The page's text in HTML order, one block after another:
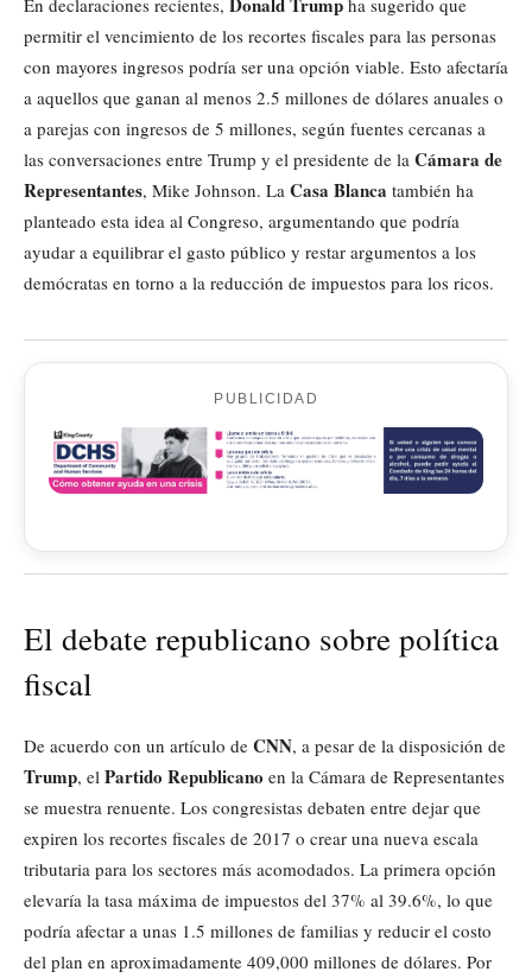
permitir el vencimiento de los recortes fiscales para las personas
con mayores ingresos podría ser una opción viable. Esto afectaría
a aquellos que ganan al menos 2.5 millones de dólares anuales o
a parejas con ingresos de 5 millones, según fuentes cercanas a
las conversaciones entre Trump y el presidente de la Cámara de
Representantes, Mike Johnson. La Casa Blanca también ha
planteado esta idea al Congreso, argumentando que podría
ayudar a equilibrar el gasto público y restar argumentos a los
demócratas en torno a la reducción de impuestos para los ricos.
PUBLICIDAD
El debate republicano sobre política
fiscal
De acuerdo con un artículo de CNN, a pesar de la disposición de
Trump, el Partido Republicano en la Cámara de Representantes
se muestra renuente. Los congresistas debaten entre dejar que
expiren los recortes fiscales de 2017 o crear una nueva escala
tributaria para los sectores más acomodados. La primera opción
elevaría la tasa máxima de impuestos del 37% al 39.6%, lo que
podría afectar a unas 1.5 millones de familias y reducir el costo
del plan en aproximadamente 409,000 millones de dólares. Por